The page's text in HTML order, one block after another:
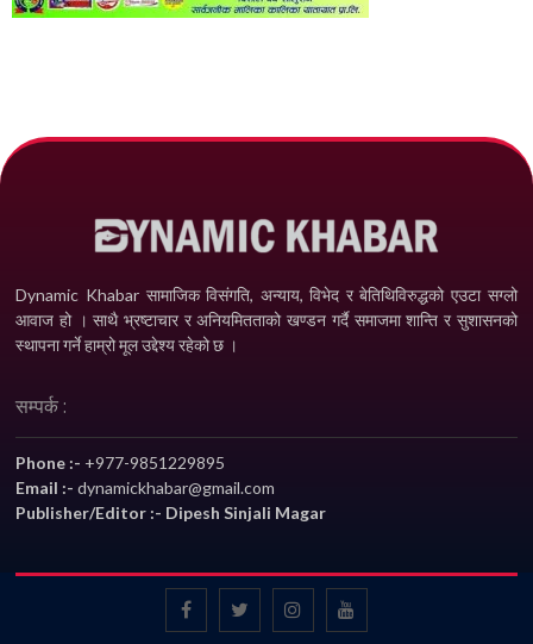
Dynamic Khabar सामाजिक विसंगति, अन्याय, विभेद­ र बेतिथिविरुद्धको एउटा सग्लो
आवाज हो । साथै भ्रष्टाचार र अनियमितताको खण्डन गर्दै समाजमा शान्ति र सुशासनको
स्थापना गर्ने हाम्रो मूल उद्देश्य रहेको छ ।
सम्पर्क :
Phone :- +977-9851229895
Email :-dynamickhabar@gmail.com
Publisher/Editor :- Dipesh Sinjali Magar